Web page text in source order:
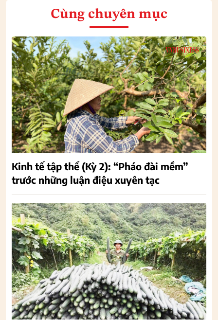
Cùng chuyên mục
Kinh tế tập thể (Kỳ 2): “Pháo đài mềm”
trước những luận điệu xuyên tạc